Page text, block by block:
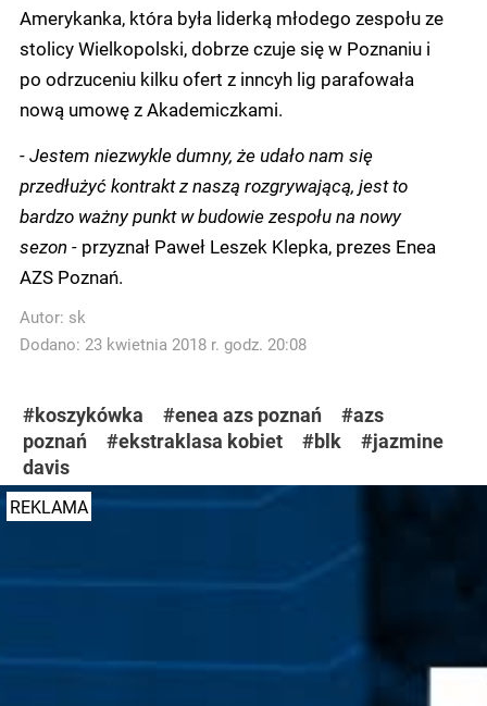
Amerykanka, która była liderką młodego zespołu ze
stolicy Wielkopolski, dobrze czuje się w Poznaniu i
po odrzuceniu kilku ofert z inncyh lig parafowała
nową umowę z Akademiczkami.
-Jestem niezwykle dumny, że udało nam się
przedłużyć kontrakt z naszą rozgrywającą, jest to
bardzo ważny punkt w budowie zespołu na nowy
sezon - przyznał Paweł Leszek Klepka, prezes Enea
AZS Poznań.
Autor: sk
Dodano: 23 kwietnia 2018 r. godz. 20:08
#koszykówka #enea azs poznań
#azs
poznań
#ekstraklasa kobiet #blk
#jazmine
davis
REKLAMA